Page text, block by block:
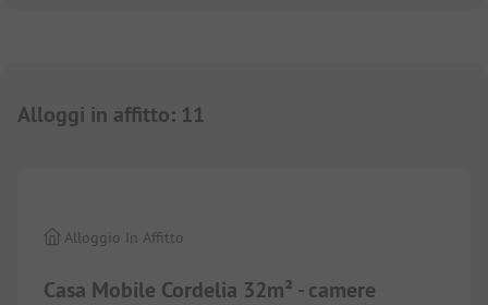
Alloggi in affitto: 11
Casa Mobile Cordelia 32m² - camere
Alloggio In Affitto